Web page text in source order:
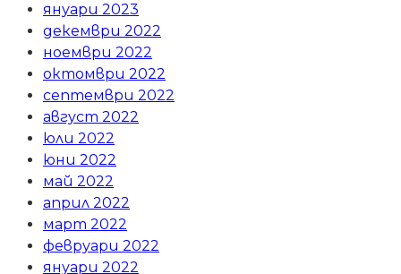
януари 2023
декември 2022
ноември 2022
октомври 2022
септември 2022
август 2022
юли 2022
юни 2022
май 2022
април 2022
март 2022
февруари 2022
януари 2022